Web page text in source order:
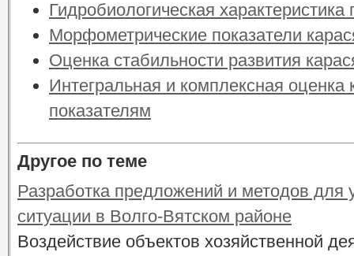
Гидробиологическая
Морфометрические показатели
Оценка стабильности развития
Интегральная и комплексная
показателям
Другое по теме
Разработка предложений и методов для
ситуации в Волго-Вятском районе
Воздействие объектов хозяйственной